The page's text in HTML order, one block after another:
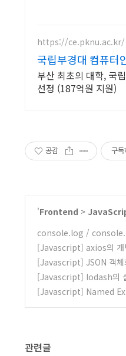
https://ce.pknu.ac.kr/
국립부경대 컴퓨터
부산 최초의 대학, 국
선정 (187억원 지원)
공감 구독
'Frontend >
console.log /
[Javascript] axios의 개
[Javascript] JSON 객체
[Javascript] lodash의
[Javascript] Named
관련글